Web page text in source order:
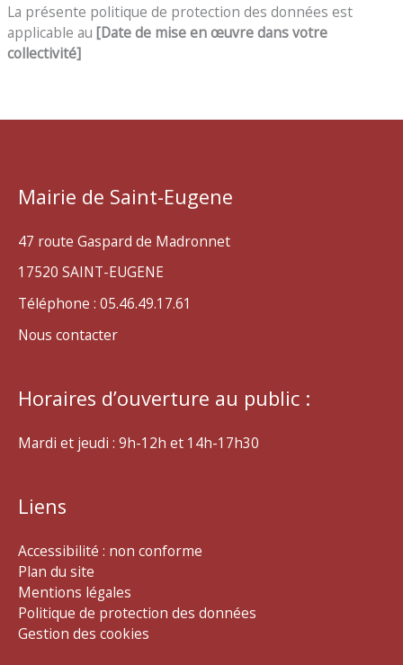
La présente politique de protection des données est
applicable au[Date de mise en œuvre dans votre
collectivité]
Mairie de Saint-Eugene
47 route Gaspard de Madronnet
17520 SAINT-EUGENE
Téléphone : 05.46.49.17.61
Nous contacter
Horaires d’ouverture au public :
Mardi et jeudi : 9h-12h et 14h-17h30
Liens
Accessibilité : non conforme
Plan du site
Mentions légales
Politique de protection des données
Gestion des cookies